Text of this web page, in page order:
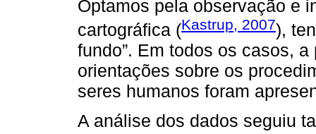
Optamos pela observação e
cartográfica (Kastrup, 2007),
fundo”. Em todos os casos,
orientações sobre os
seres humanos foram
A análise dos dados seguiu